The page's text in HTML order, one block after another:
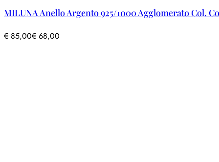
MILUNA Anello Argento 925/1000 Agglomerato Col.
€85,00€ 68,00